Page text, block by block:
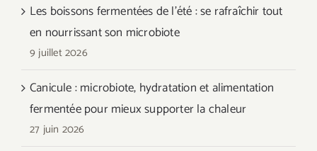
Les boissons fermentées de l’été : se rafraîchir tout
en nourrissant son microbiote
9 juillet 2026
Canicule : microbiote, hydratation et alimentation
fermentée pour mieux supporter la chaleur
27 juin 2026